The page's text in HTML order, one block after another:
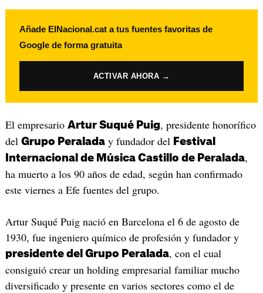
Añade ElNacional.cat a tus fuentes favoritas de
Google de forma gratuita
ACTIVAR AHORA →
El empresario Artur Suqué Puig, presidente honorífico
del Grupo Peraladay fundador del Festival
Internacional de Música Castillo de Peralada,
ha muerto a los 90 años de edad, según han confirmado
este viernes a Efe fuentes del grupo.
Artur Suqué Puig nació en Barcelona el 6 de agosto de
1930, fue ingeniero químico de profesión y fundador y
presidente del Grupo Peralada, con el cual
consiguió crear un holding empresarial familiar mucho
diversificado y presente en varios sectores como el de